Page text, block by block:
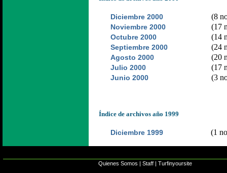
Diciembre 2000 (8
Noviembre 2000 (17
Octubre 2000 (14
Septiembre 2000 (24
Agosto 2000 (20
Julio 2000 (17
Junio 2000 (3
Índice de archivos año 1999
Diciembre 1999 (1
Quienes Somos | Staff | Turfinyoursite